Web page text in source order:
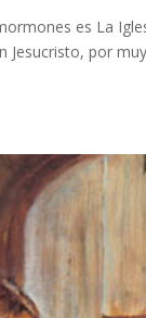
es La
por